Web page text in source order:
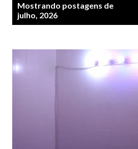
Mostrando postagens de
julho, 2026